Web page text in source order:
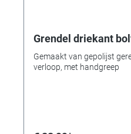
Grendel driekant
Gemaakt van gepolijst
verloop, met handgreep